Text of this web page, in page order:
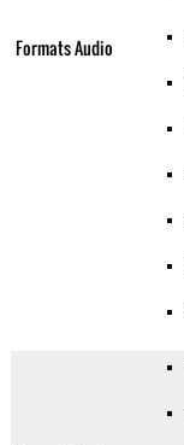
Formats Audio